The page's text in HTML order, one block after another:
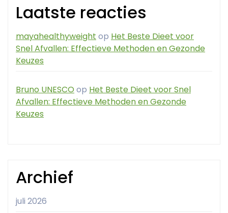
Laatste reacties
mayahealthyweight op Het Beste Dieet voor
Snel Afvallen: Effectieve Methoden en Gezonde
Keuzes
Bruno UNESCO op Het Beste Dieet voor Snel
Afvallen: Effectieve Methoden en Gezonde
Keuzes
Archief
juli 2026